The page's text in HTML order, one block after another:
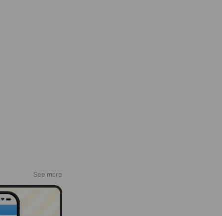
See more